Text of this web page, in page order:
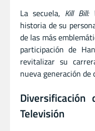
La secuela, Kill Bill:
historia de su
de las más
participación de
revitalizar su
nueva generación de
Televisión